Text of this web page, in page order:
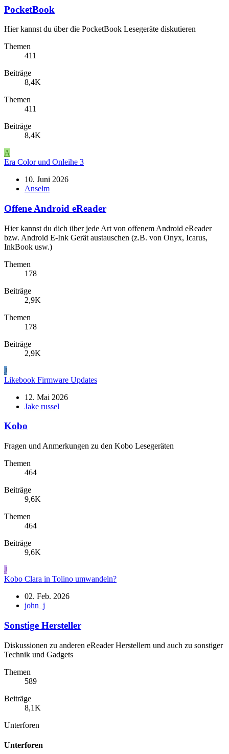
PocketBook
Hier kannst du über die PocketBook Lesegeräte diskutieren
Themen
411
Beiträge
8,4K
Themen
411
Beiträge
8,4K
A
Era Color und Onleihe 3
10. Juni 2026
Anselm
Offene Android eReader
Hier kannst du dich über jede Art von offenem Android eReader
bzw. Android E-Ink Gerät austauschen (z.B. von Onyx, Icarus,
InkBook usw.)
Themen
178
Beiträge
2,9K
Themen
178
Beiträge
2,9K
J
Likebook Firmware Updates
12. Mai 2026
Jake russel
Kobo
Fragen und Anmerkungen zu den Kobo Lesegeräten
Themen
464
Beiträge
9,6K
Themen
464
Beiträge
9,6K
J
Kobo Clara in Tolino umwandeln?
02. Feb. 2026
john_j
Sonstige Hersteller
Diskussionen zu anderen eReader Herstellern und auch zu sonstiger
Technik und Gadgets
Themen
589
Beiträge
8,1K
Unterforen
Unterforen